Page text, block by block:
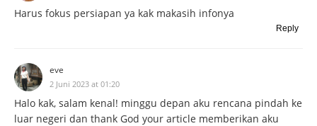
Harus fokus persiapan ya kak makasih infonya
Reply
eve
2 Juni 2023 at 01:20
Halo kak, salam kenal! minggu depan aku rencana pindah ke
luar negeri dan thank God your article memberikan aku